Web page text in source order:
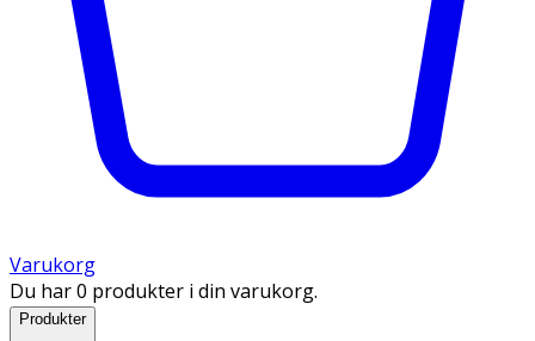
Varukorg
Du har 0 produkter i din varukorg.
Produkter